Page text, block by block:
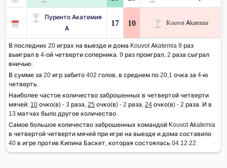
Пуринто Акатемия
А
17 10 Kouvot Akatemia
В последних 20 играх на выезде и дома Kouvot Akatemia 9 раз
выиграл в 4-ой четверти соперника. 9 раз проиграл, 2 раза сыграл
вничью.
В сумме за 20 игр забито 402 голов, в среднем по 20,1 очка за 4-ю
четверть.
Наиболее частое количество заброшенных в четвертой четверти
мячей: 10 очко(в) - 3 раза, 25 очко(в) - 2 раза, 24 очко(в) - 2 раза. И в
13 матчах было другое количество.
Самое большое количество заброшенных командой Kouvot Akatemia
в четвертой четверти мячей при игре на выезде и дома составило
40 в игре против Кипина Баскет, которая состоялась 04.12.22.